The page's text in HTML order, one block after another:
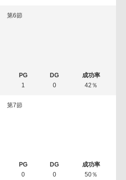
第6節
1 0 42％
第7節
0 0 50％